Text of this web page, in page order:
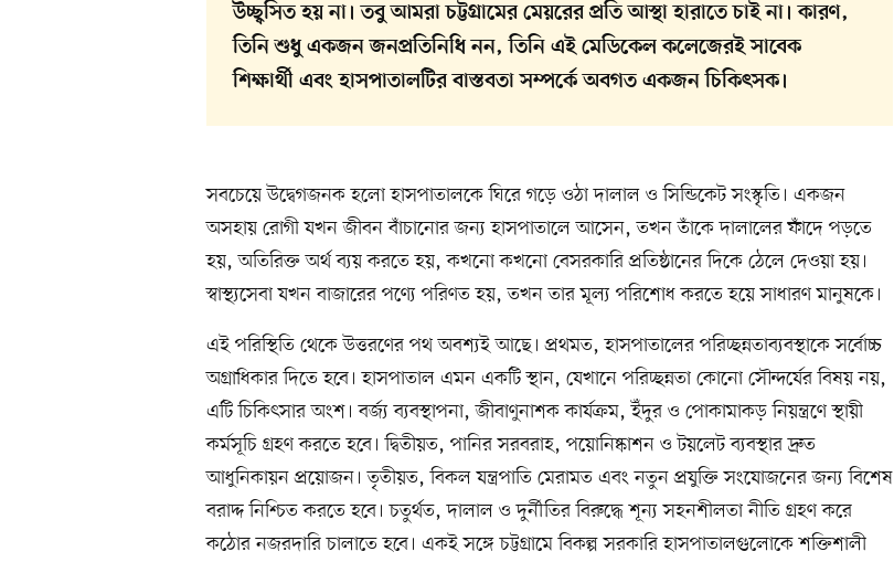
উচ্ছ্বসিত হয় না। তবু আমরা চট্টগ্রামের মেয়রের প্রতি আস্থা হারাতে চাই না। কারণ,
তিনি শুধু একজন জনপ্রতিনিধি নন, তিনি এই মেডিকেল কলেজেরই সাবেক
শিক্ষার্থী এবং হাসপাতালটির বাস্তবতা সম্পর্কে অবগত একজন চিকিৎসক।
সবচেয়ে উদ্বেগজনক হলো হাসপাতালকে ঘিরে গড়ে ওঠা দালাল ও সিন্ডিকেট সংস্কৃতি। একজন
অসহায় রোগী যখন জীবন বাঁচানোর জন্য হাসপাতালে আসেন, তখন তাঁকে দালালের ফাঁদে পড়তে
হয়, অতিরিক্ত অর্থ ব্যয় করতে হয়, কখনো কখনো বেসরকারি প্রতিষ্ঠানের দিকে ঠেলে দেওয়া হয়।
স্বাস্থ্যসেবা যখন বাজারের পণ্যে পরিণত হয়, তখন তার মূল্য পরিশোধ করতে হয়ে সাধারণ মানুষকে।
এই পরিস্থিতি থেকে উত্তরণের পথ অবশ্যই আছে। প্রথমত, হাসপাতালের পরিচ্ছন্নতাব্যবস্থাকে সর্বোচ্চ
অগ্রাধিকার দিতে হবে। হাসপাতাল এমন একটি স্থান, যেখানে পরিচ্ছন্নতা কোনো সৌন্দর্যের বিষয় নয়,
এটি চিকিৎসার অংশ। বর্জ্য ব্যবস্থাপনা, জীবাণুনাশক কার্যক্রম, ইঁদুর ও পোকামাকড় নিয়ন্ত্রণে স্থায়ী
কর্মসূচি গ্রহণ করতে হবে। দ্বিতীয়ত, পানির সরবরাহ, পয়োনিষ্কাশন ও টয়লেট ব্যবস্থার দ্রুত
আধুনিকায়ন প্রয়োজন। তৃতীয়ত, বিকল যন্ত্রপাতি মেরামত এবং নতুন প্রযুক্তি সংযোজনের জন্য বিশেষ
বরাদ্দ নিশ্চিত করতে হবে। চতুর্থত, দালাল ও দুর্নীতির বিরুদ্ধে শূন্য সহনশীলতা নীতি গ্রহণ করে
কঠোর নজরদারি চালাতে হবে। একই সঙ্গে চট্টগ্রামে বিকল্প সরকারি হাসপাতালগুলোকে শক্তিশালী